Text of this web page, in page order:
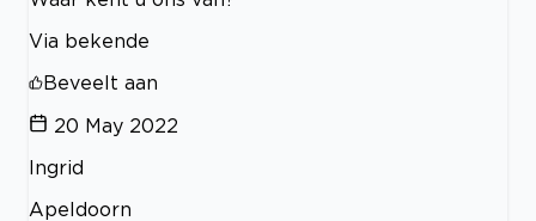
Via bekende
Beveelt aan
20 May 2022
Ingrid
Apeldoorn